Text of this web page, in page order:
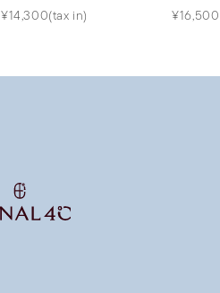
¥14,300(tax in)